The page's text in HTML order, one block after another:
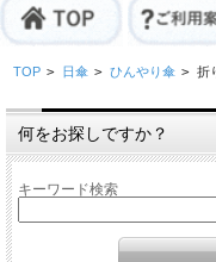
TOP > 日傘 > ひんやり傘 > 折
何をお探しですか？
キーワード検索